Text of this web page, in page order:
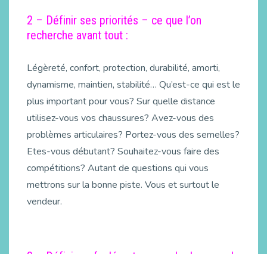
2 – Définir ses priorités – ce que l’on
recherche avant tout :
Légèreté, confort, protection, durabilité, amorti,
dynamisme, maintien, stabilité… Qu’est-ce qui est le
plus important pour vous? Sur quelle distance
utilisez-vous vos chaussures? Avez-vous des
problèmes articulaires? Portez-vous des semelles?
Etes-vous débutant? Souhaitez-vous faire des
compétitions? Autant de questions qui vous
mettrons sur la bonne piste. Vous et surtout le
vendeur.